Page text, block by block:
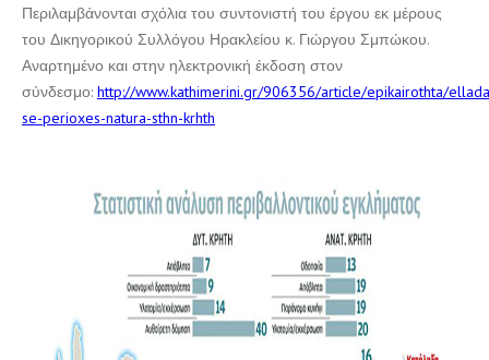
Περιλαμβάνονται σχόλια του συντονιστή του έργου εκ μέρους
του Δικηγορικού Συλλόγου Ηρακλείου κ. Γιώργου Σμπώκου.
Αναρτημένο και στην ηλεκτρονική έκδοση στον
σύνδεσμο: http://www.kathimerini.gr/906356/article/epikairothta/
se-perioxes-natura-sthn-krhth